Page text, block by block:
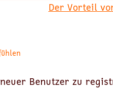
Der Vorteil
Benutzer zu